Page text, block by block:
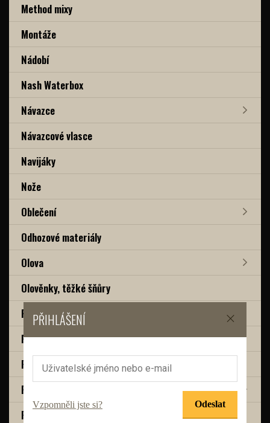
Method mixy
Montáže
Nádobí
Nash Waterbox
Návazce
Návazcové vlasce
Navijáky
Nože
Oblečení
Odhozové materiály
Olova
Olověnky, těžké šňůry
Partikly
Pelety
Pelety chytací
Podběráky
Podložky odháčkovací
PŘIHLÁŠENÍ
Vzpomněli jste si?